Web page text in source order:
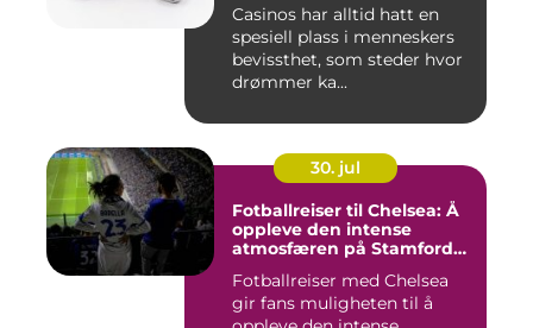
Casinos har alltid hatt en
spesiell plass i menneskers
bevissthet, som steder hvor
drømmer ka...
30. jul
Fotballreiser til Chelsea: Å
oppleve den intense
atmosfæren på Stamford
Fotballreiser med Chelsea
gir fans muligheten til å